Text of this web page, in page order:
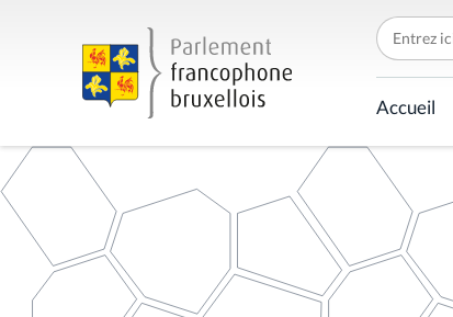
C
h
e
r
c
h
r
p
Accueil